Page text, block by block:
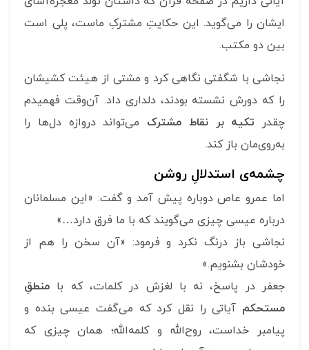
ایشان را می‌گوید. این حکایتِ مشترکِ ماست، پلی است
بین دو مکتب.
نجاشی با شگفتی نگاهی کرد و مشتی از هیئت کشیشان
را که دورش نشسته بودند، دلداری داد. آن‌وقت فهمیدم
چقدر تکیه بر نقاط مشترک می‌تواند دروازه‌ دل‌ها را
به‌روی‌مان باز کند.
چشمه‌ی استدلالِ روشن
اما عمرو عاص دوباره پیش آمد و گفت: «این مسلمانان
درباره عیسی چیزی می‌گویند که با ما فرق دارد…»
نجاشی باز درنگ نکرد و فرمود: «آن سخن را هم از
خودشان بشنویم.»
جعفر در پاسخ، نه با لغزش در کلمات، که با منطقِ
مستحکم آیاتی را نقل کرد که می‌گفت عیسی بنده و
پیامبر خداست، روح‌الله و کلمه‌الله؛ همان چیزی که